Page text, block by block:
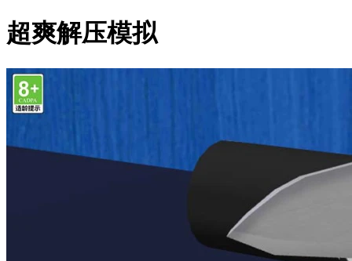
超爽解压模拟